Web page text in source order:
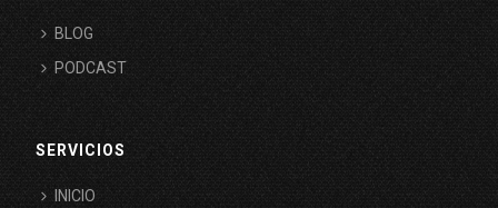
BLOG
PODCAST
SERVICIOS
INICIO